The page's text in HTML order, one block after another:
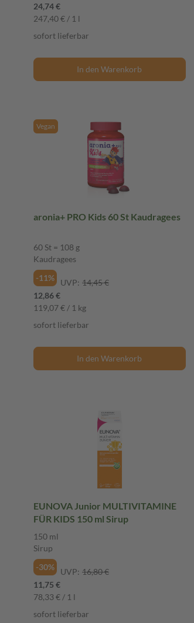
24,74 €
247,40 € / 1 l
sofort lieferbar
In den Warenkorb
Vegan
aronia+ PRO Kids 60 St Kaudragees
60 St = 108 g
Kaudragees
-11%
UVP: 14,45 €
12,86 €
119,07 € / 1 kg
sofort lieferbar
In den Warenkorb
EUNOVA Junior MULTIVITAMINE
FÜR KIDS 150 ml Sirup
150 ml
Sirup
-30%
UVP: 16,80 €
11,75 €
78,33 € / 1 l
sofort lieferbar